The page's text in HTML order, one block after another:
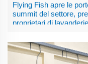
Flying Fish apre le
summit del settore,
proprietari di
maggio 2026. Flying
attrezzature per
ha ospitato...